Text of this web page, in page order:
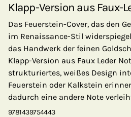
Klapp-Version aus Faux-
Das Feuerstein-Cover, das den
im Renaissance-Stil
das Handwerk der feinen
Klapp-Version aus Faux Leder
strukturiertes, weißes Design
Feuerstein oder Kalkstein
dadurch eine andere Note
9781439754443